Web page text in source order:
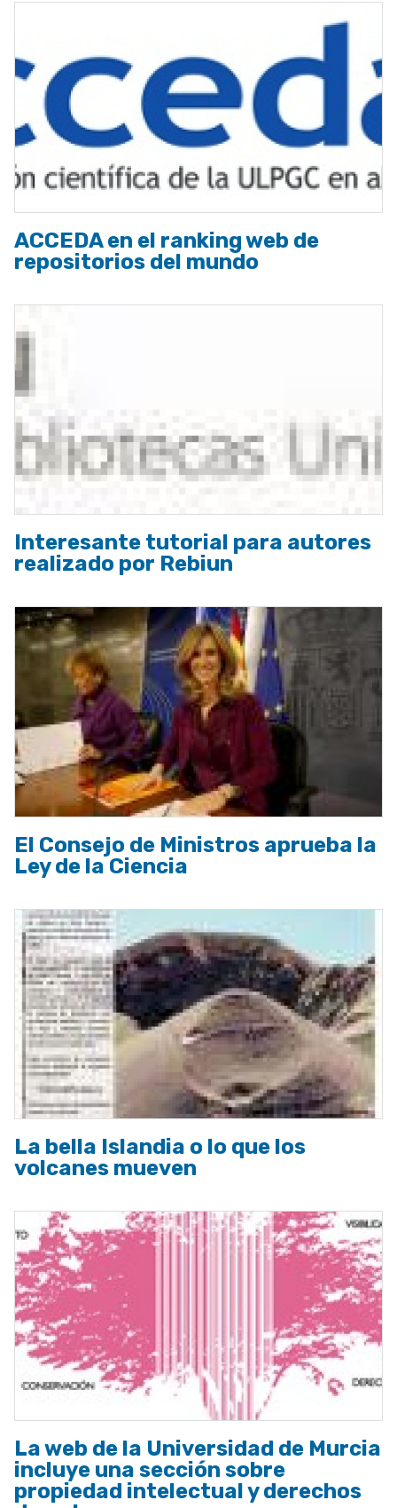
ACCEDA en el ranking web de
repositorios del mundo
Interesante tutorial para autores
realizado por Rebiun
El Consejo de Ministros aprueba la
Ley de la Ciencia
La bella Islandia o lo que los
volcanes mueven
La web de la Universidad de Murcia
incluye una sección sobre
propiedad intelectual y derechos